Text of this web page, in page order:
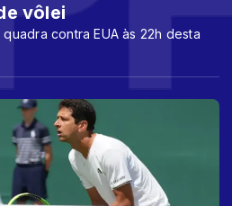
vôlei
contra EUA às 22h desta